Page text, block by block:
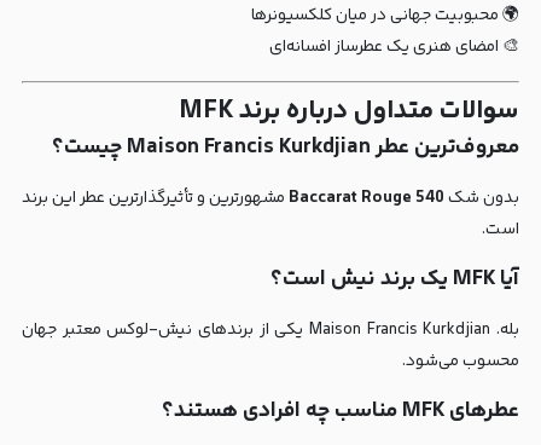
🌍 محبوبیت جهانی در میان کلکسیونرها
🎨 امضای هنری یک عطرساز افسانه‌ای
سوالات متداول درباره برند MFK
معروف‌ترین عطر Maison Francis Kurkdjian چیست؟
بدون شکBaccarat Rouge 540 مشهورترین و تأثیرگذارترین عطر این برند
است.
آیا MFK یک برند نیش است؟
بله. Maison Francis Kurkdjian یکی از برندهای نیش-لوکس معتبر جهان
محسوب می‌شود.
عطرهای MFK مناسب چه افرادی هستند؟